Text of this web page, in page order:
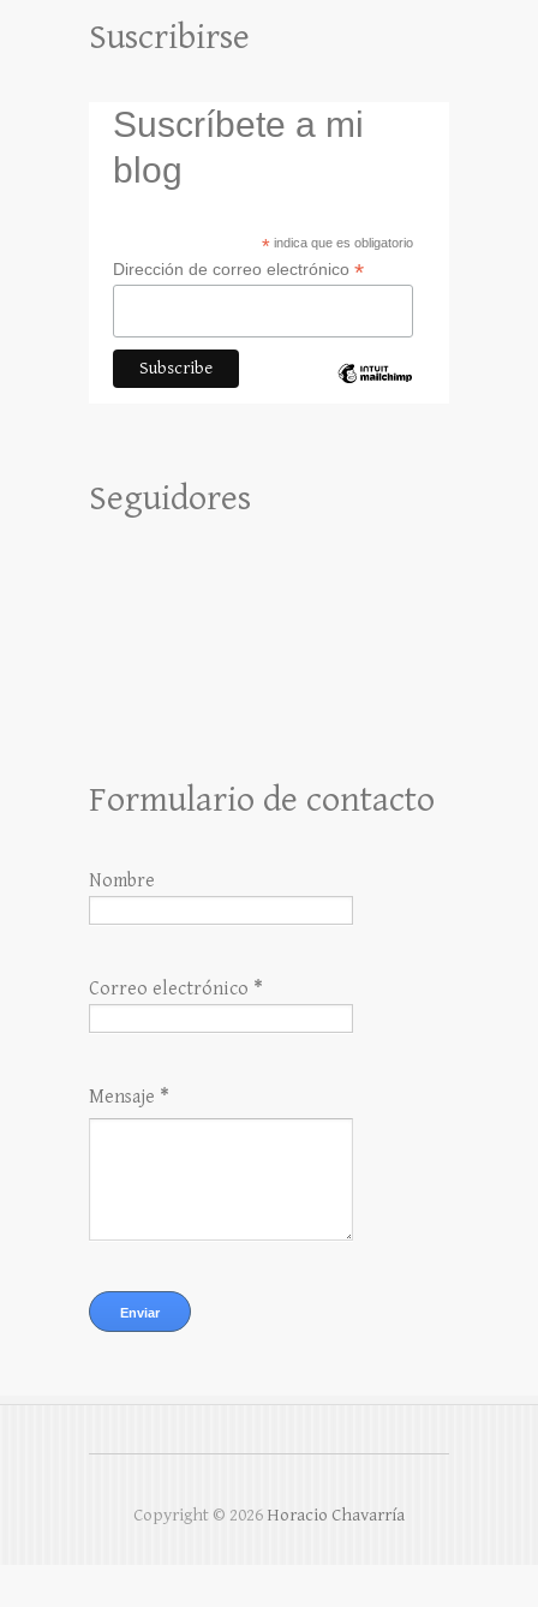
Suscribirse
Suscríbete a mi
blog
*indica que es obligatorio
Dirección de correo electrónico *
Seguidores
Formulario de contacto
Nombre
Correo electrónico *
Mensaje *
Copyright © 2026 Horacio Chavarría